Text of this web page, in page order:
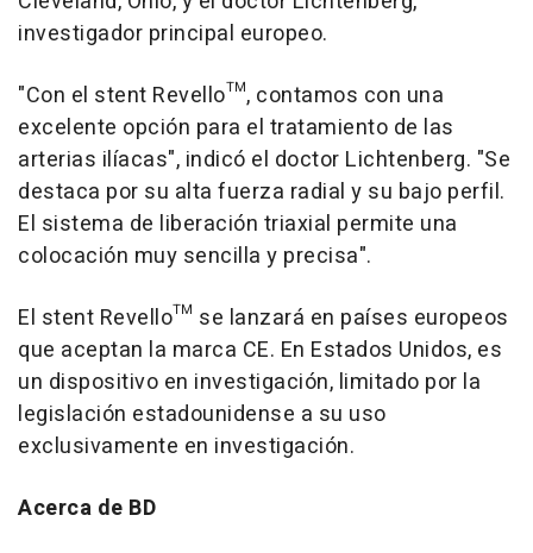
investigador principal europeo.
"Con el stent Revello™, contamos con una
excelente opción para el tratamiento de las
arterias ilíacas", indicó el doctor Lichtenberg. "Se
destaca por su alta fuerza radial y su bajo perfil.
El sistema de liberación triaxial permite una
colocación muy sencilla y precisa".
El stent Revello™ se lanzará en países europeos
que aceptan la marca CE. En Estados Unidos, es
un dispositivo en investigación, limitado por la
legislación estadounidense a su uso
exclusivamente en investigación.
Acerca de BD